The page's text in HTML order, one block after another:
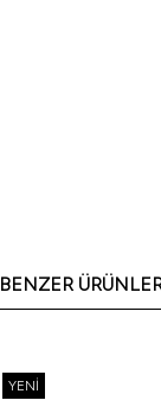
BENZER
YENI